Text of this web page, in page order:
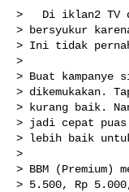
>   Di iklan2 TV
> bersyukur
> Ini tidak
>
> Buat
> dikemukakan.
> kurang baik.
> jadi cepat puas
> lebih baik
>
> BBM
> 5.500, Rp